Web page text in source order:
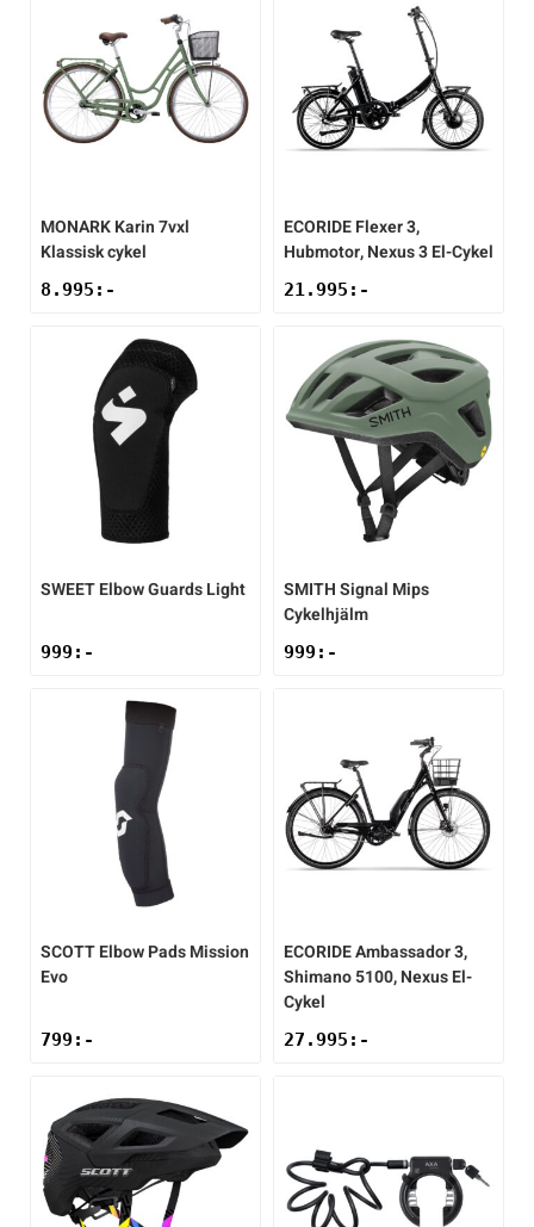
MONARKKarin 7vxl
Klassisk cykel
8.995 :-
ECORIDEFlexer 3,
Hubmotor, Nexus 3 El-Cykel
21.995 :-
SWEETElbow Guards Light
999 :-
SMITHSignal Mips
Cykelhjälm
999 :-
SCOTTElbow Pads Mission
Evo
799 :-
ECORIDEAmbassador 3,
Shimano 5100, Nexus El-
Cykel
27.995 :-